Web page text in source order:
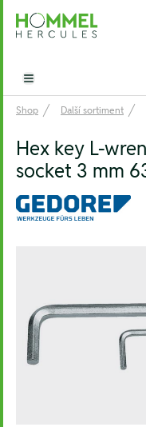
Hommel Hercules
Open main menu
Shop Další sortiment
Hex key L-
socket 3 mm